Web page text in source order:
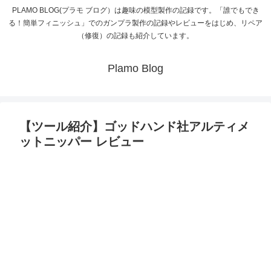
PLAMO BLOG(プラモ ブログ）は趣味の模型製作の記録です。「誰でもでき
る！簡単フィニッシュ」でのガンプラ製作の記録やレビューをはじめ、リペア
（修復）の記録も紹介しています。
Plamo Blog
【ツール紹介】ゴッドハンド社アルティメ
ットニッパー レビュー